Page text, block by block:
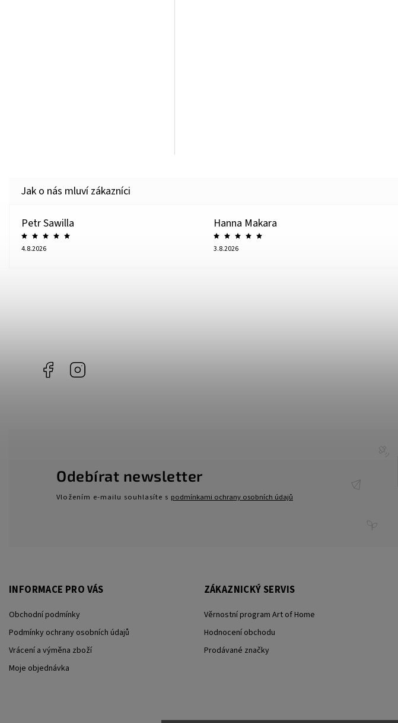
Petr Sawilla
4.8.2026
Hanna Makara
3.8.2026
Facebook
Odebírat newsletter
Vložením e-mailu souhlasíte s podmínkami ochrany osobních údajů
INFORMACE PRO VÁS
Obchodní podmínky
Podmínky ochrany osobních údajů
Vrácení a výměna zboží
Moje objednávka
ZÁKAZNICKÝ SERVIS
Věrnostní program Art of Home
Hodnocení obchodu
Prodávané značky